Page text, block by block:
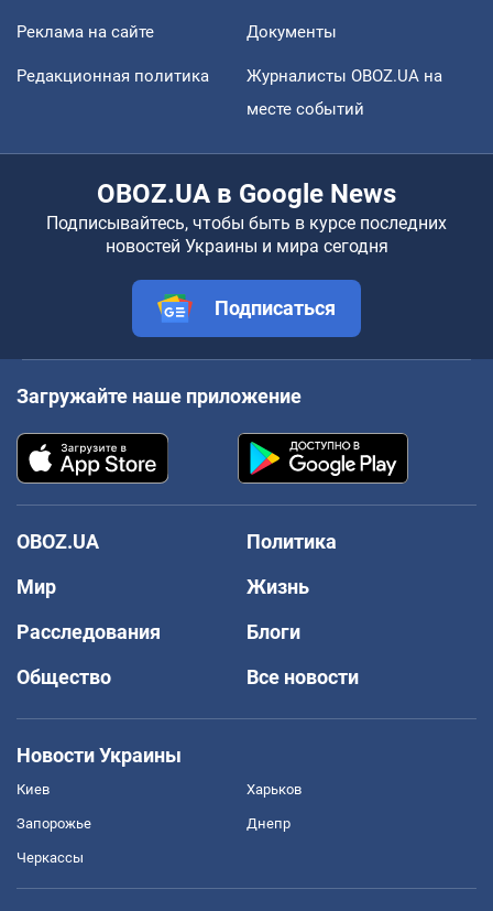
Реклама на сайте Документы
Редакционная политика
Журналисты OBOZ.UA на
месте событий
OBOZ.UA в Google News
Подписывайтесь, чтобы быть в курсе последних
новостей Украины и мира сегодня
Подписаться
Загружайте наше приложение
OBOZ.UA
Политика
Мир
Жизнь
Расследования
Блоги
Общество
Все новости
Новости Украины
Киев Харьков
Запорожье Днепр
Черкассы